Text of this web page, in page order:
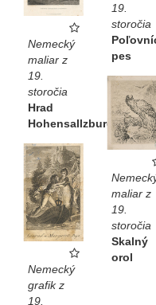
19.
storočia
pes
Nemecký
maliar z
19.
storočia
Hrad
Hohensallzburg
maliar z
19.
storočia
Skalný
orol
Nemecký
grafik z
19.